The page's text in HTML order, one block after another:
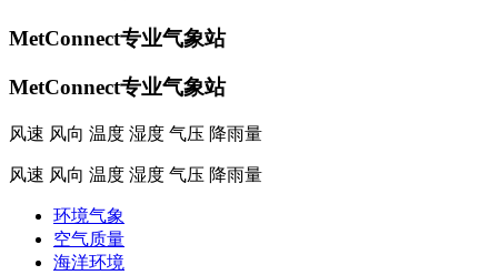
MetConnect专业气象站
MetConnect专业气象站
风速 风向 温度 湿度 气压 降雨量
风速 风向 温度 湿度 气压 降雨量
环境气象
空气质量
海洋环境